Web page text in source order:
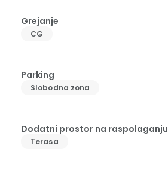
Grejanje
CG
Parking
Slobodna zona
Dodatni prostor na raspolaganju
Terasa